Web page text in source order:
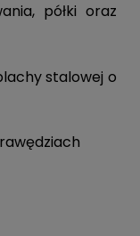
półki oraz
stalowej o